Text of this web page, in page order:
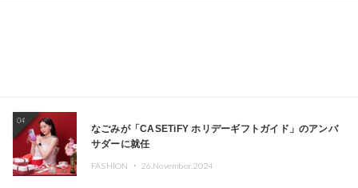
04
なごみが「CASETiFY ホリデーギフトガイド」のアンバ
サダーに就任
FASHION ・ 26.November.2024